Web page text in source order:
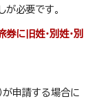
が必要です。
券に旧姓・別姓・別
が申請する場合に